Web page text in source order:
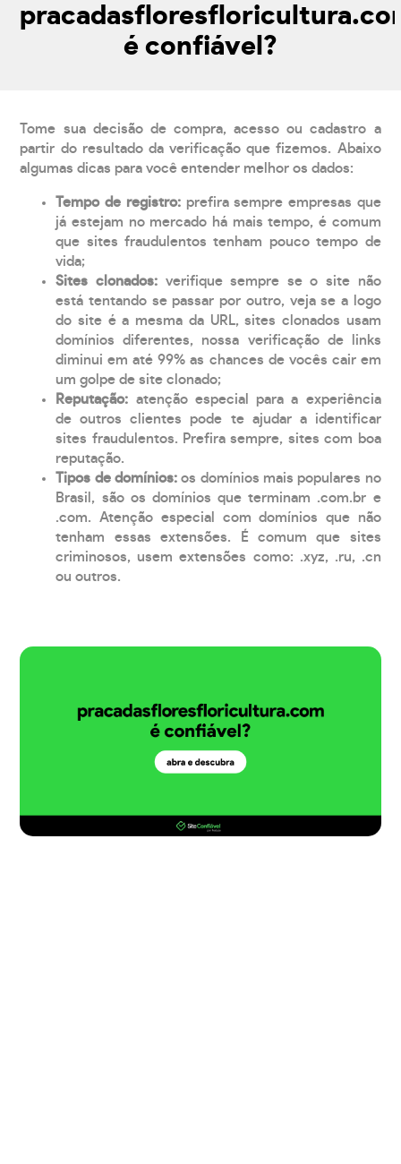
é confiável?
Tome sua decisão de compra, acesso ou cadastro a
partir do resultado da verificação que fizemos. Abaixo
algumas dicas para você entender melhor os dados:
Tempo de registro: prefira sempre empresas que
já estejam no mercado há mais tempo, é comum
que sites fraudulentos tenham pouco tempo de
vida;
Sites clonados: verifique sempre se o site não
está tentando se passar por outro, veja se a logo
do site é a mesma da URL, sites clonados usam
domínios diferentes, nossa verificação de links
diminui em até 99% as chances de vocês cair em
um golpe de site clonado;
Reputação: atenção especial para a experiência
de outros clientes pode te ajudar a identificar
sites fraudulentos. Prefira sempre, sites com boa
reputação.
Tipos de domínios:os domínios mais populares no
Brasil, são os domínios que terminam .com.br e
.com. Atenção especial com domínios que não
tenham essas extensões. É comum que sites
criminosos, usem extensões como: .xyz, .ru, .cn
ou outros.